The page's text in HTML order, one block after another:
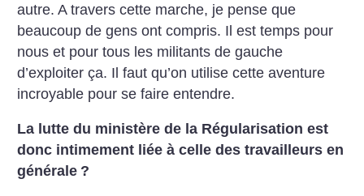
autre. A travers cette marche, je pense que
beaucoup de gens ont compris. Il est temps pour
nous et pour tous les militants de gauche
d’exploiter ça. Il faut qu’on utilise cette aventure
incroyable pour se faire entendre.
La lutte du ministère de la Régularisation est
donc intimement liée à celle des travailleurs en
générale ?